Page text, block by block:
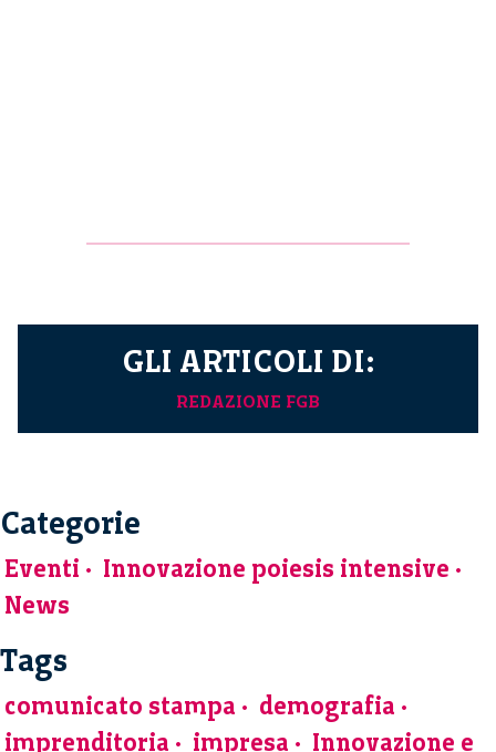
GLI ARTICOLI DI:
REDAZIONE FGB
Categorie
Eventi
Innovazione poiesis intensive
News
Tags
comunicato stampa
demografia
imprenditoria
impresa
Innovazione e